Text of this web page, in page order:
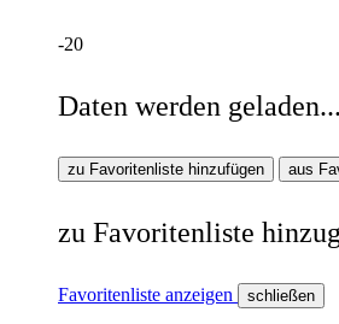
-20
Daten werden geladen...
zu Favoritenliste hinzufügen aus
zu Favoritenliste
Favoritenliste anzeigen schließen